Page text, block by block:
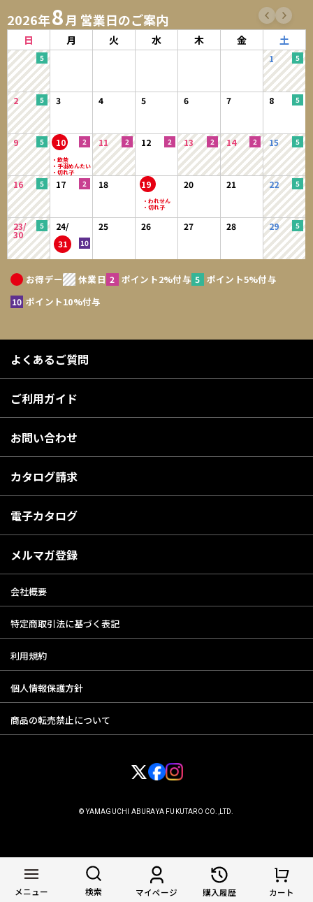
メニュー 検索 マイページ 購入履歴 カート
2026年8月 営業日のご案内
日 月 火 水 木 金 土
1
2 3 4 5 6 7 8
9 10 11 12 13 14 15
16 17 18 19 20 21 22
23/
30
24/
31
25 26 27 28 29
お得デー 休業日 ポイント2%付与
ポイント5%付与
ポイント10%付与
よくあるご質問
ご利用ガイド
お問い合わせ
カタログ請求
電子カタログ
メルマガ登録
会社概要
特定商取引法に基づく表記
利用規約
個人情報保護方針
商品の転売禁止について
© YAMAGUCHI ABURAYA FUKUTARO CO.,LTD.